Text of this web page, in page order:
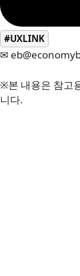
#UXLINK
✉
※본 내용은 참고
니다.